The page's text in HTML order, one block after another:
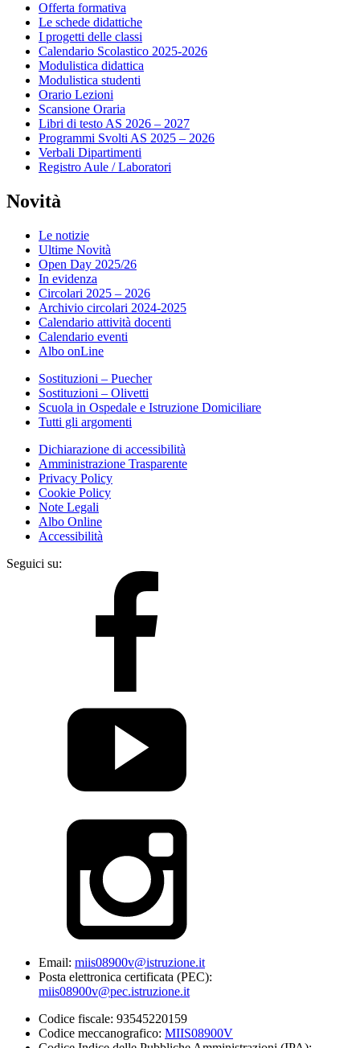
Offerta formativa
Le schede didattiche
I progetti delle classi
Calendario Scolastico 2025-2026
Modulistica didattica
Modulistica studenti
Orario Lezioni
Scansione Oraria
Libri di testo AS 2026 – 2027
Programmi Svolti AS 2025 – 2026
Verbali Dipartimenti
Registro Aule / Laboratori
Novità
Le notizie
Ultime Novità
Open Day 2025/26
In evidenza
Circolari 2025 – 2026
Archivio circolari 2024-2025
Calendario attività docenti
Calendario eventi
Albo onLine
Sostituzioni – Puecher
Sostituzioni – Olivetti
Scuola in Ospedale e Istruzione Domiciliare
Tutti gli argomenti
Dichiarazione di accessibilità
Amministrazione Trasparente
Privacy Policy
Cookie Policy
Note Legali
Albo Online
Accessibilità
Seguici su:
Email: miis08900v@istruzione.it
Posta elettronica certificata (PEC):
miis08900v@pec.istruzione.it
Codice fiscale: 93545220159
Codice meccanografico: MIIS08900V